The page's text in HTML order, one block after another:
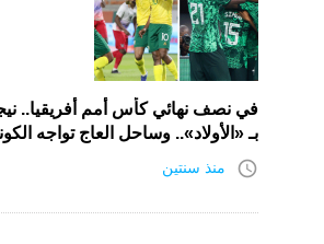
في نصف نهائي كأس أمم أفريقيا..
بـ «الأولاد».. وساحل العاج تواجه
access_time منذ سنتين